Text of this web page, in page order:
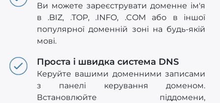
Ви можете зареєструвати доменне ім'я
в .BIZ, .TOP, .INFO, .COM або в іншої
популярної доменній зоні на будь-якій
мові.
Проста і швидка система DNS
Керуйте вашими доменними записами
з панелі керування доменом.
Встановлюйте піддомени,